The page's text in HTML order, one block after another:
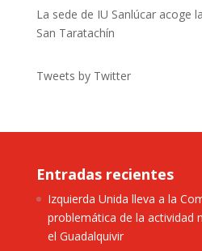
La sede de IU Sanlúcar acoge
San Taratachín
Tweets by Twitter
Entradas recientes
Izquierda Unida lleva a la
problemática de la actividad
el Guadalquivir